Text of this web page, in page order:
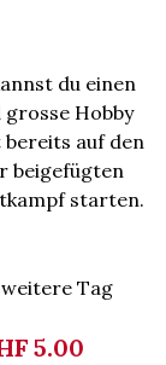
du einen
Hobby
bereits auf den
beigefügten
starten.
Tag
5.00